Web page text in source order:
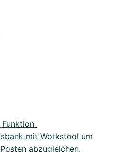
Funktion
mit Workstool um
abzugleichen.